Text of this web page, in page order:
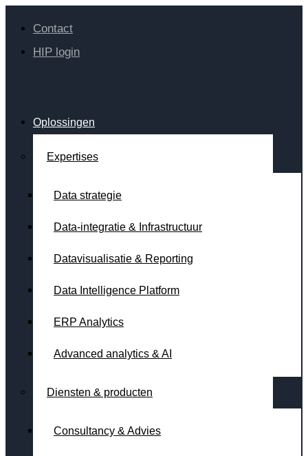
Contact
HIP login
Oplossingen
Expertises
Data strategie
Data-integratie & Infrastructuur
Datavisualisatie & Reporting
Data Intelligence Platform
ERP Analytics
Advanced analytics & AI
Diensten & producten
Consultancy & Advies